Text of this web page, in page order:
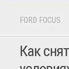
FORD FOCUS
Как